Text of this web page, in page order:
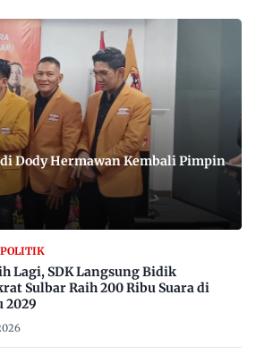
Dody Hermawan Kembali Pimpin
Lagi, SDK Langsung Bidik
Sulbar Raih 200 Ribu Suara di
2029